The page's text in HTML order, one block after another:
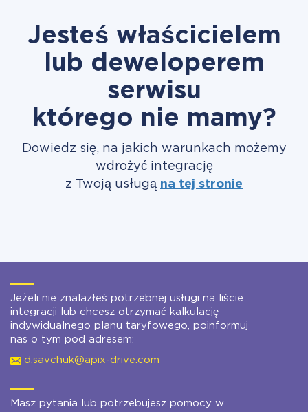
Jesteś właścicielem
lub deweloperem
serwisu
którego nie mamy?
Dowiedz się, na jakich warunkach możemy
wdrożyć integrację
z Twoją usługą na tej stronie
Jeżeli nie znalazłeś potrzebnej usługi na liście
integracji lub chcesz otrzymać kalkulację
indywidualnego planu taryfowego, poinformuj
nas o tym pod adresem:
d.savchuk@apix-drive.com
Masz pytania lub potrzebujesz pomocy w